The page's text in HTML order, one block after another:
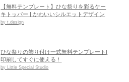
【無料テンプレート】ひな祭りを彩るケー
キトッパー | かわいいシルエットデザイン
by t.design
ひな祭りの飾り付け一式無料テンプレート|
印刷してすぐに使える！
by Little Special Studio